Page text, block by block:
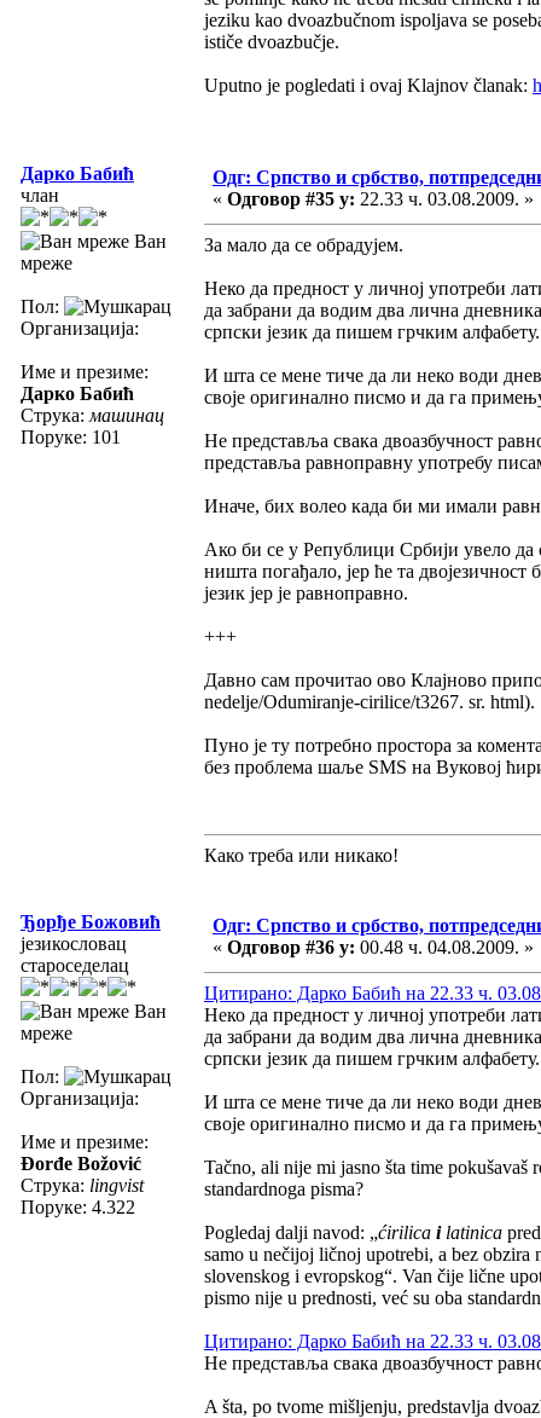
jeziku kao dvoazbučnom ispoljava se
ističe dvoazbučje.
Uputno je pogledati i ovaj Klajnov članak:
Дарко Бабић
члан
Ван
мреже
Пол:
Организација:
Име и презиме:
Дарко Бабић
Струка: машинац
Поруке: 101
Одг: Српство и србство,
« Одговор #35 у: 22.33 ч. 03.08.2009. »
За мало да се обрадујем.
Неко да предност у личној употреби
да забрани да водим два лична
српски језик да пишем грчким
И шта се мене тиче да ли неко води
своје оригинално писмо и да га
Не представља свака двоазбучност
представља равноправну употребу
Иначе, бих волео када би ми имали
Ако би се у Републици Србији увело да
ништа погађало, јер ће та
језик јер је равноправно.
+++
Давно сам прочитао ово Клајново
nedelje/Odumiranje-cirilice/t3267. sr. html).
Пуно је ту потребно простора за
без проблема шаље ЅМЅ на Вуковој
Како треба или никако!
Ђорђе Божовић
језикословац
староседелац
Ван
мреже
Пол:
Организација:
Име и презиме:
Đorđe Božović
Струка: lingvist
Поруке: 4.322
Одг: Српство и србство,
« Одговор #36 у: 00.48 ч. 04.08.2009. »
Цитирано: Дарко Бабић на 22.33 ч.
Неко да предност у личној употреби
да забрани да водим два лична
српски језик да пишем грчким
И шта се мене тиче да ли неко води
своје оригинално писмо и да га
Tačno, ali nije mi jasno šta time pokušavaš
standardnoga pisma?
Pogledaj dalji navod: „ćirilica ilatinica
samo u nečijoj ličnoj upotrebi, a bez obzira
slovenskog i evropskog“. Van čije lične
pismo nije u prednosti, već su oba
Цитирано: Дарко Бабић на 22.33 ч.
Не представља свака двоазбучност
A šta, po tvome mišljenju, predstavlja